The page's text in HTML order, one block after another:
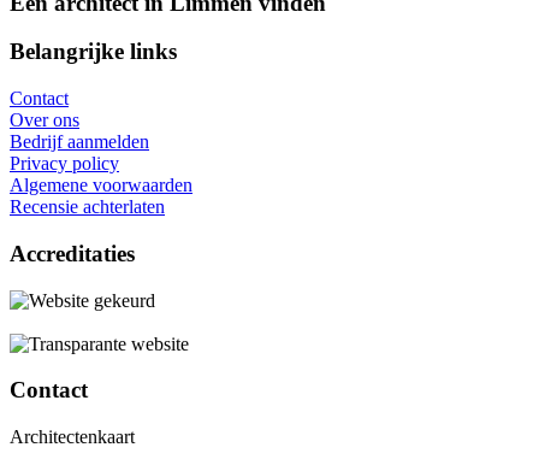
Belangrijke links
Contact
Over ons
Bedrijf aanmelden
Privacy policy
Algemene voorwaarden
Recensie achterlaten
Accreditaties
Contact
Architectenkaart